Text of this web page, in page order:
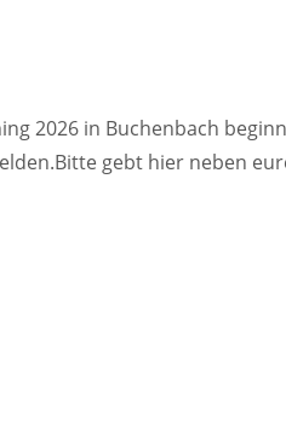
2026 in Buchenbach
gebt hier neben